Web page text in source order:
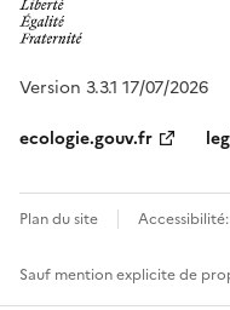
Version 3.3.1 17/07/2026
ecologie.gouv.fr
Plan du site
Sauf mention explicite de